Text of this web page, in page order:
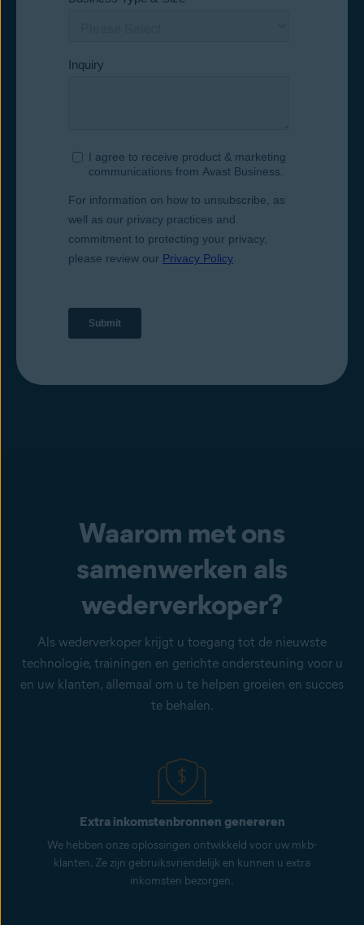
Waarom met ons
samenwerken als
wederverkoper?
Als wederverkoper krijgt u toegang tot de nieuwste
technologie, trainingen en gerichte ondersteuning voor u
en uw klanten, allemaal om u te helpen groeien en succes
te behalen.
Extra inkomstenbronnen genereren
We hebben onze oplossingen ontwikkeld voor uw mkb-
klanten. Ze zijn gebruiksvriendelijk en kunnen u extra
inkomsten bezorgen.